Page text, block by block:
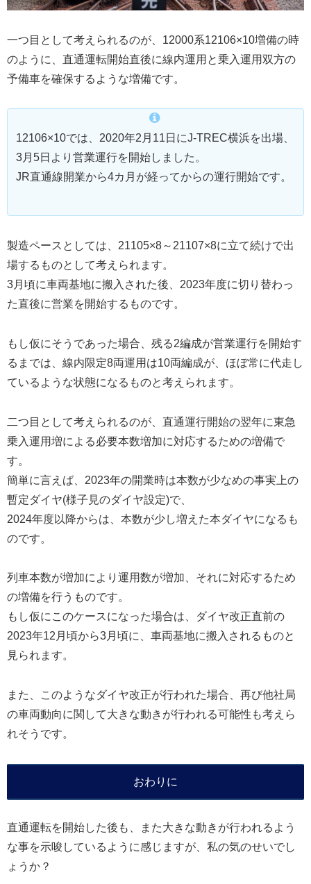
一つ目として考えられるのが、12000系12106×10増備の時
のように、直通運転開始直後に線内運用と乗入運用双方の
予備車を確保するような増備です。
12106×10では、2020年2月11日にJ-TREC横浜を出場、
3月5日より営業運行を開始しました。
JR直通線開業から4カ月が経ってからの運行開始です。
製造ペースとしては、21105×8～21107×8に立て続けで出
場するものとして考えられます。
3月頃に車両基地に搬入された後、2023年度に切り替わっ
た直後に営業を開始するものです。
もし仮にそうであった場合、残る2編成が営業運行を開始す
るまでは、線内限定8両運用は10両編成が、ほぼ常に代走し
ているような状態になるものと考えられます。
二つ目として考えられるのが、直通運行開始の翌年に東急
乗入運用増による必要本数増加に対応するための増備で
す。
簡単に言えば、2023年の開業時は本数が少なめの事実上の
暫定ダイヤ(様子見のダイヤ設定)で、
2024年度以降からは、本数が少し増えた本ダイヤになるも
のです。
列車本数が増加により運用数が増加、それに対応するため
の増備を行うものです。
もし仮にこのケースになった場合は、ダイヤ改正直前の
2023年12月頃から3月頃に、車両基地に搬入されるものと
見られます。
また、このようなダイヤ改正が行われた場合、再び他社局
の車両動向に関して大きな動きが行われる可能性も考えら
れそうです。
おわりに
直通運転を開始した後も、また大きな動きが行われるよう
な事を示唆しているように感じますが、私の気のせいでし
ょうか？